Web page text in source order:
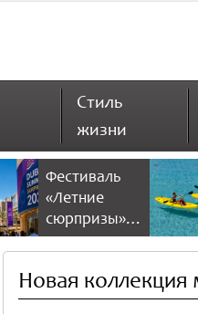
Стиль
жизни
Фестиваль
«Летние
сюрпризы» в
Дубае 2026
больше
скидок и
Новая коллекция